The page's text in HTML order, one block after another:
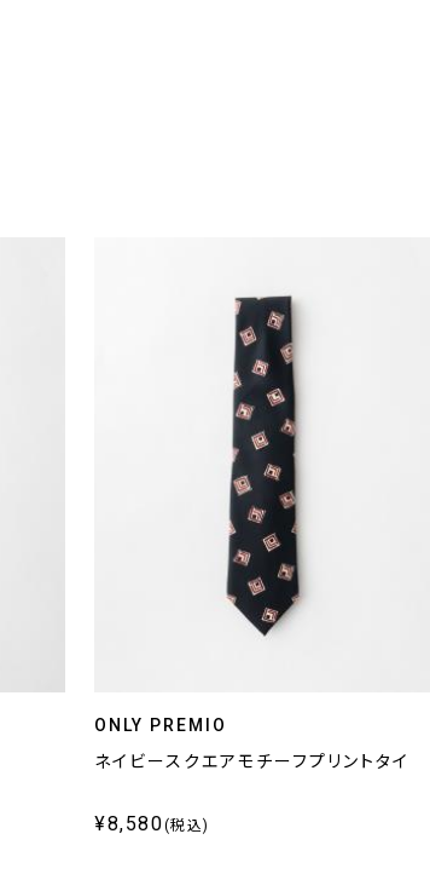
ONLY PREMIO
ネイビースクエアモチーフプリントタイ
¥8,580(税込)